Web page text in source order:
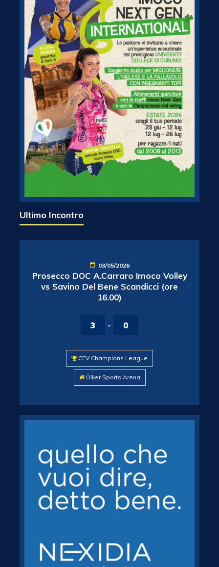
Ultimo Incontro
03/05/2026
Prosecco DOC A.Carraro Imoco Volley
vs Savino Del Bene Scandicci (ore
16.00)
3 - 0
CEV Champions League
Ülker Sports Arena